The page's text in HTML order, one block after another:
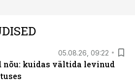
05.08.26, 09:22
nõu: kuidas vältida levinud